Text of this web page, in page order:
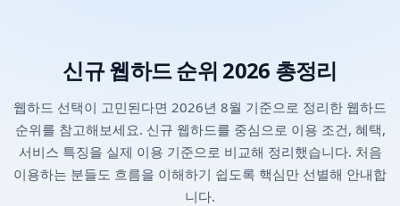
신규 웹하드 순위 2026 총정리
웹하드 선택이 고민된다면 2026년 8월 기준으로 정리한 웹하드
순위를 참고해보세요. 신규 웹하드를 중심으로 이용 조건, 혜택,
서비스 특징을 실제 이용 기준으로 비교해 정리했습니다. 처음
이용하는 분들도 흐름을 이해하기 쉽도록 핵심만 선별해 안내합
니다.